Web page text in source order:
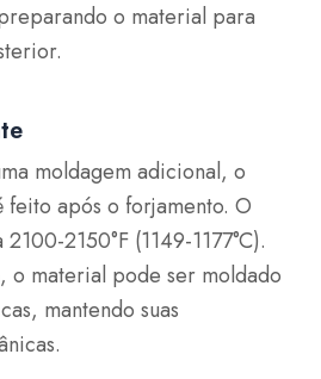
o material para
moldagem adicional, o
feito após o forjamento. O
2150°F (1149-1177°C).
o material pode ser moldado
mantendo suas